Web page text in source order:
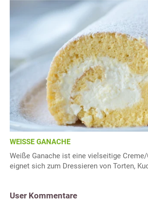
WEISSE GANACHE
Weiße Ganache ist eine vielseitige Creme/
eignet sich zum Dressieren von Torten,
User Kommentare